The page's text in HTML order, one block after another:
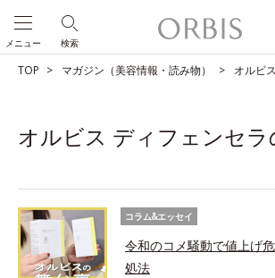
検索
メニュー
TOP マガジン（美容情報・読み物） オルビ
オルビス ディフェンセ
コラム&エッセイ
令和のコメ騒動で値上げ
処法